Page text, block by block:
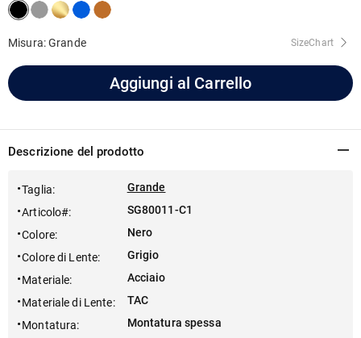
Misura: Grande SizeChart
Aggiungi al Carrello
Descrizione del prodotto
Taglia:
Grande
Articolo#:
SG80011-C1
Colore:
Nero
Colore di Lente:
Grigio
Materiale:
Acciaio
Materiale di Lente:
TAC
Montatura:
Montatura spessa